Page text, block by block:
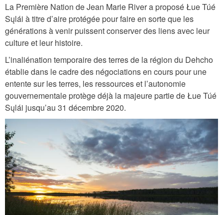
La Première Nation de Jean Marie River a proposé Łue Túé
Sųlái à titre d’aire protégée pour faire en sorte que les
générations à venir puissent conserver des liens avec leur
culture et leur histoire.
L’inaliénation temporaire des terres de la région du Dehcho
établie dans le cadre des négociations en cours pour une
entente sur les terres, les ressources et l’autonomie
gouvernementale protège déjà la majeure partie de Łue Túé
Sųlái jusqu’au 31 décembre 2020.